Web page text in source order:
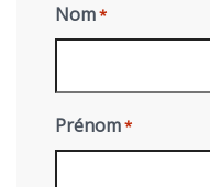
Nom*
Prénom*